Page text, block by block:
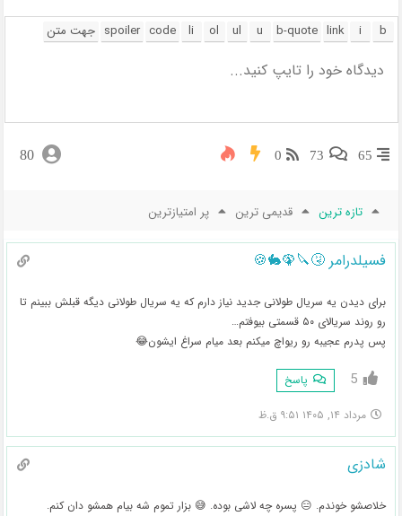
65
73
0
80
تازه ترین قدیمی ترین پر امتیازترین
فسیلدرامر 🤧🔪🦚🐇🍪
برای دیدن یه سریال طولانی جدید نیاز دارم که یه سریال طولانی دیگه قبلش ببینم تا
رو روند سریالای ۵۰ قسمتی بیوفتم…
پس پدرم عجیبه رو ریواچ میکنم بعد میام سراغ ایشون😂
5 پاسخ
مرداد ۱۴, ۱۴۰۵ ۹:۵۱ ق.ظ
شادزی
خلاصشو خوندم. 😑 پسره چه لاشی بوده. 😅 بزار تموم شه بیام همشو دان کنم.